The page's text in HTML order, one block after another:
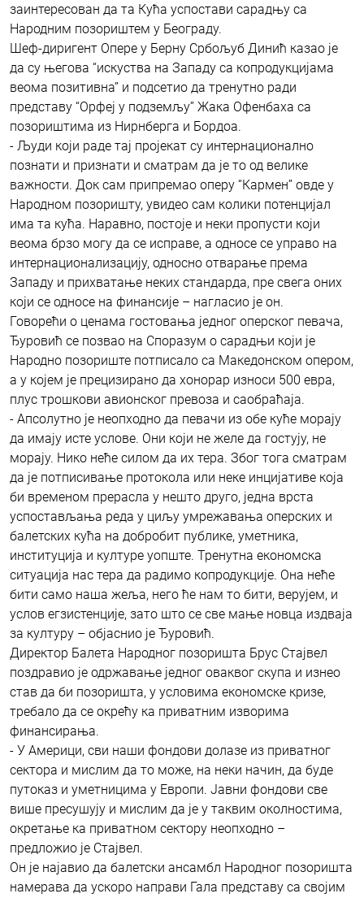
заинтересован да та Кућа успостави сарадњу са
Народним позориштем у Београду.
Шеф-диригент Опере у Берну Србољуб Динић казао је
да су његова “искуства на Западу са копродукцијама
веома позитивна” и подсетио да тренутно ради
представу “Орфеј у подземљу” Жака Офенбаха са
позориштима из Нирнберга и Бордоа.
- Људи који раде тај пројекат су интернационално
познати и признати и сматрам да је то од велике
важности. Док сам припремао оперу “Кармен” овде у
Народном позоришту, увидео сам колики потенцијал
има та кућа. Наравно, постоје и неки пропусти који
веома брзо могу да се исправе, а односе се управо на
интернационализацију, односно отварање према
Западу и прихватање неких стандарда, пре свега оних
који се односе на финансије – нагласио је он.
Говорећи о ценама гостовања једног оперског певача,
Ђуровић се позвао на Споразум о сарадњи који је
Народно позориште потписало са Македонском опером,
а у којем је прецизирано да хонорар износи 500 евра,
плус трошкови авионског превоза и саобраћаја.
- Апсолутно је неопходно да певачи из обе куће морају
да имају исте услове. Они који не желе да гостују, не
морају. Нико неће силом да их тера. Због тога сматрам
да је потписивање протокола или неке инцијативе која
би временом прерасла у нешто друго, једна врста
успостављања реда у циљу умрежавања оперских и
балетских кућа на добробит публике, уметника,
институција и културе уопште. Тренутна економска
ситуација нас тера да радимо копродукције. Она неће
бити само наша жеља, него ће нам то бити, верујем, и
услов егзистенције, зато што се све мање новца издваја
за културу – објаснио је Ђуровић.
Директор Балета Народног позоришта Брус Стајвел
поздравио је одржавање једног оваквог скупа и изнео
став да би позоришта, у условима економске кризе,
требало да се окрећу ка приватним изворима
финансирања.
- У Америци, сви наши фондови долазе из приватног
сектора и мислим да то може, на неки начин, да буде
путоказ и уметницима у Европи. Јавни фондови све
више пресушују и мислим да је у таквим околностима,
окретање ка приватном сектору неопходно –
предложио је Стајвел.
Он је најавио да балетски ансамбл Народног позоришта
намерава да ускоро направи Гала представу са својим